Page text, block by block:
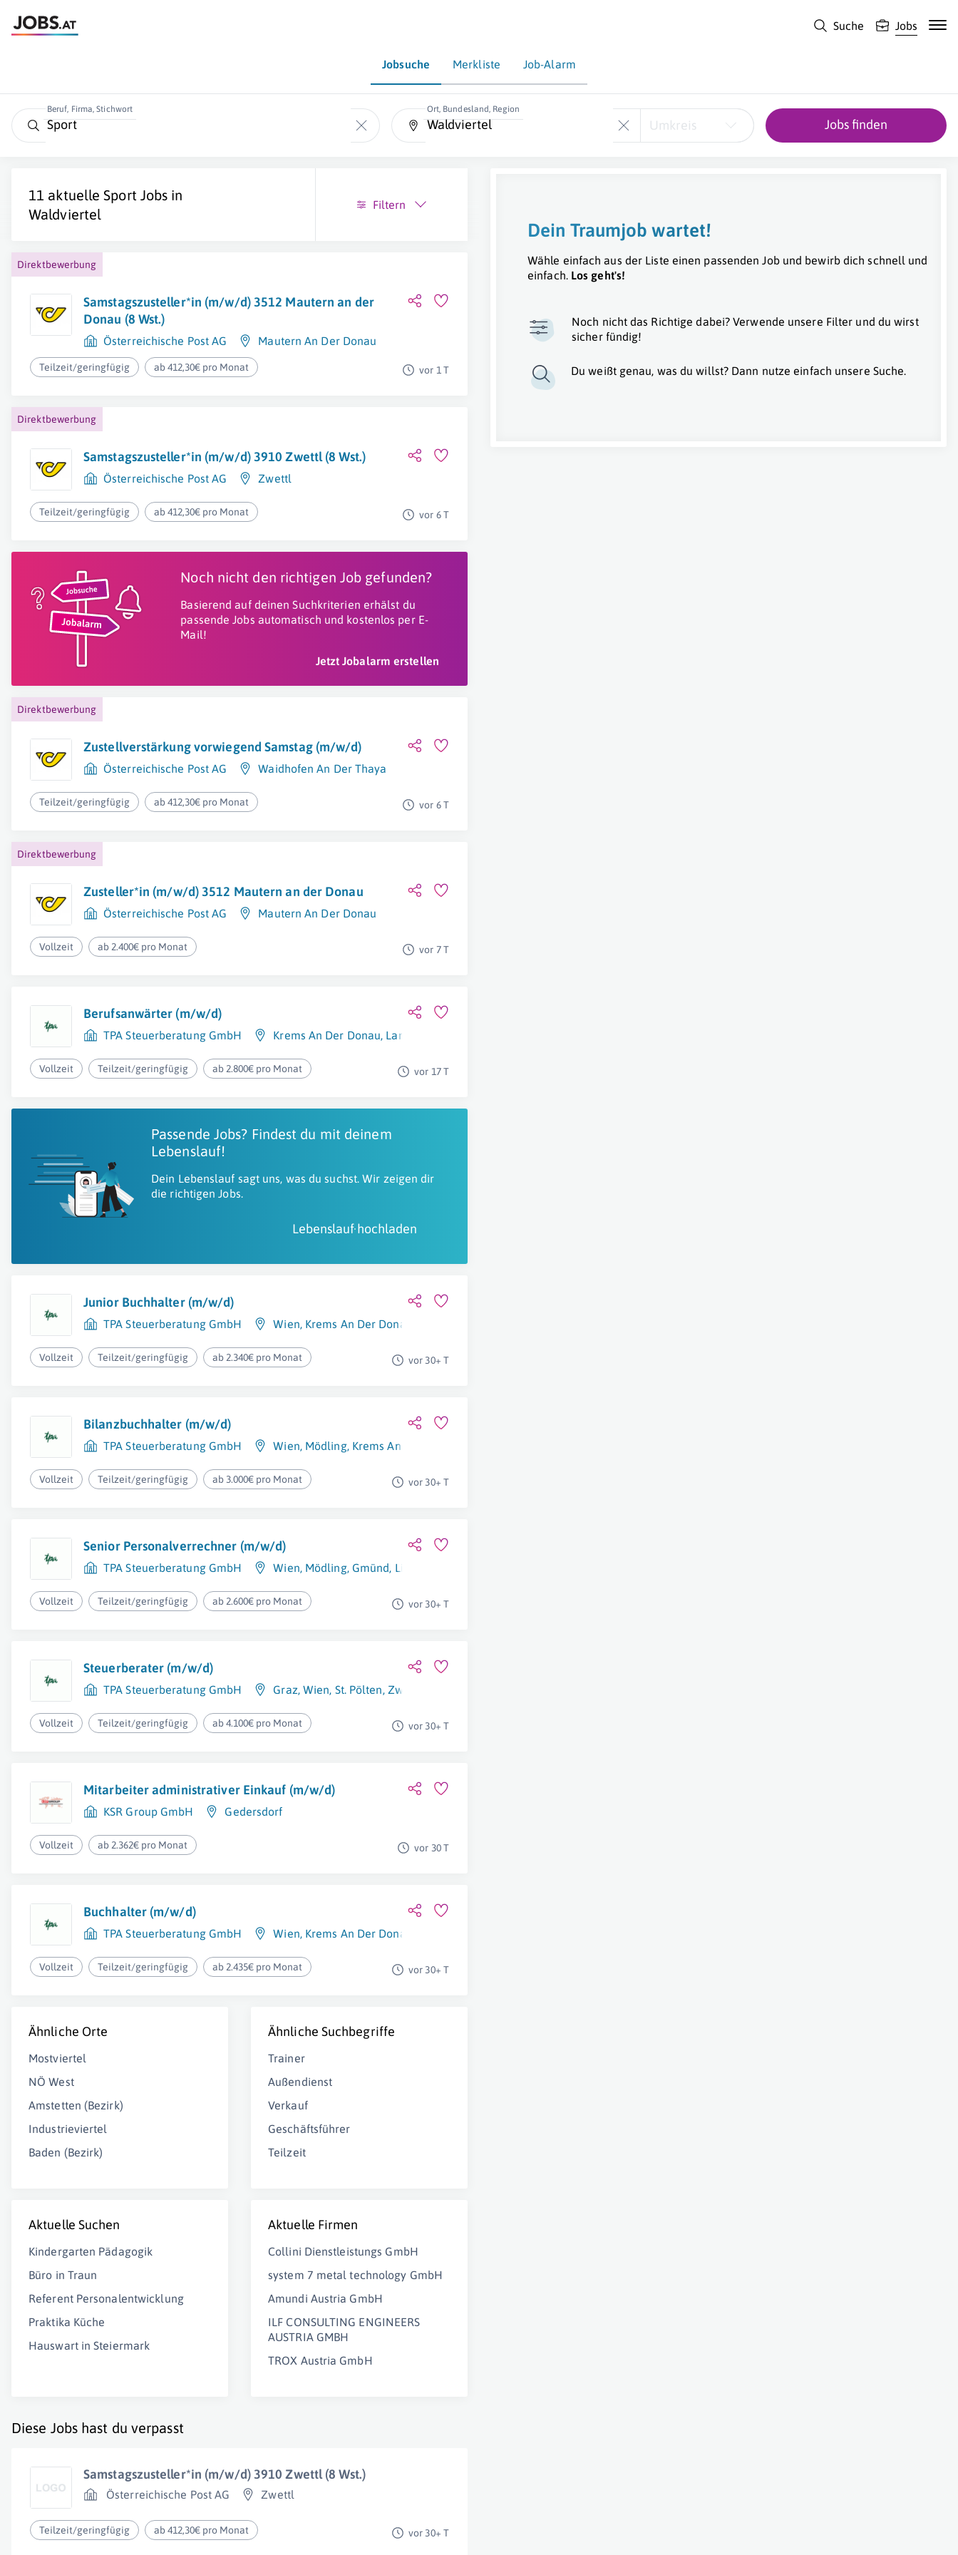
Suche Jobs
Jobsuche Merkliste Job-Alarm
Beruf, Firma, Stichwort Ort, Bundesland, Region
Umkreis Jobs finden
11 aktuelleSport Jobs in
Waldviertel
Filtern
Direktbewerbung
Samstagszusteller*in (m/w/d) 3512 Mautern an der
Donau (8 Wst.)
Österreichische Post AG Mautern An Der Donau
Teilzeit/geringfügig ab 412,30€ pro Monat vor 1 T
Direktbewerbung
Samstagszusteller*in (m/w/d) 3910 Zwettl (8 Wst.)
Österreichische Post AG Zwettl
Teilzeit/geringfügig ab 412,30€ pro Monat vor 6 T
Noch nicht den richtigen Job gefunden?
Basierend auf deinen Suchkriterien erhälst du
passende Jobs automatisch und kostenlos per E-
Mail!
Jetzt Jobalarm erstellen
Direktbewerbung
Zustellverstärkung vorwiegend Samstag (m/w/d)
Österreichische Post AG Waidhofen An Der Thaya
Teilzeit/geringfügig ab 412,30€ pro Monat vor 6 T
Direktbewerbung
Zusteller*in (m/w/d) 3512 Mautern an der Donau
Österreichische Post AG Mautern An Der Donau
Vollzeit ab 2.400€ pro Monat vor 7 T
Berufsanwärter (m/w/d)
TPA Steuerberatung GmbH Krems An Der Donau, Langenlois
Vollzeit Teilzeit/geringfügig ab 2.800€ pro Monat vor 17 T
Passende Jobs? Findest du mit deinem
Lebenslauf!
Dein Lebenslauf sagt uns, was du suchst. Wir zeigen dir
die richtigen Jobs.
Lebenslauf hochladen
Junior Buchhalter (m/w/d)
TPA Steuerberatung GmbH Wien, Krems An Der Donau
Vollzeit Teilzeit/geringfügig ab 2.340€ pro Monat vor 30+ T
Bilanzbuchhalter (m/w/d)
TPA Steuerberatung GmbH Wien, Mödling, Krems An Der Donau
Vollzeit Teilzeit/geringfügig ab 3.000€ pro Monat vor 30+ T
Senior Personalverrechner (m/w/d)
TPA Steuerberatung GmbH Wien, Mödling, Gmünd, Linz
Vollzeit Teilzeit/geringfügig ab 2.600€ pro Monat vor 30+ T
Steuerberater (m/w/d)
TPA Steuerberatung GmbH Graz, Wien, St. Pölten, Zwettl
Vollzeit Teilzeit/geringfügig ab 4.100€ pro Monat vor 30+ T
Mitarbeiter administrativer Einkauf (m/w/d)
KSR Group GmbH Gedersdorf
Vollzeit ab 2.362€ pro Monat vor 30 T
Buchhalter (m/w/d)
TPA Steuerberatung GmbH Wien, Krems An Der Donau
Vollzeit Teilzeit/geringfügig ab 2.435€ pro Monat vor 30+ T
Ähnliche Orte
Mostviertel
NÖ West
Amstetten (Bezirk)
Industrieviertel
Baden (Bezirk)
Ähnliche Suchbegriffe
Trainer
Außendienst
Verkauf
Geschäftsführer
Teilzeit
Aktuelle Suchen
Kindergarten Pädagogik
Büro in Traun
Referent Personalentwicklung
Praktika Küche
Hauswart in Steiermark
Aktuelle Firmen
Collini Dienstleistungs GmbH
system 7 metal technology GmbH
Amundi Austria GmbH
ILF CONSULTING ENGINEERS
AUSTRIA GMBH
TROX Austria GmbH
Diese Jobs hast du verpasst
Samstagszusteller*in (m/w/d) 3910 Zwettl (8 Wst.)
Österreichische Post AG Zwettl
Teilzeit/geringfügig ab 412,30€ pro Monat vor 30+ T
Dein Traumjob wartet!
Wähle einfach aus der Liste einen passenden Job und bewirb dich schnell und
einfach. Los geht's!
Noch nicht das Richtige dabei? Verwende unsere Filter und du wirst
sicher fündig!
Du weißt genau, was du willst? Dann nutze einfach unsere Suche.